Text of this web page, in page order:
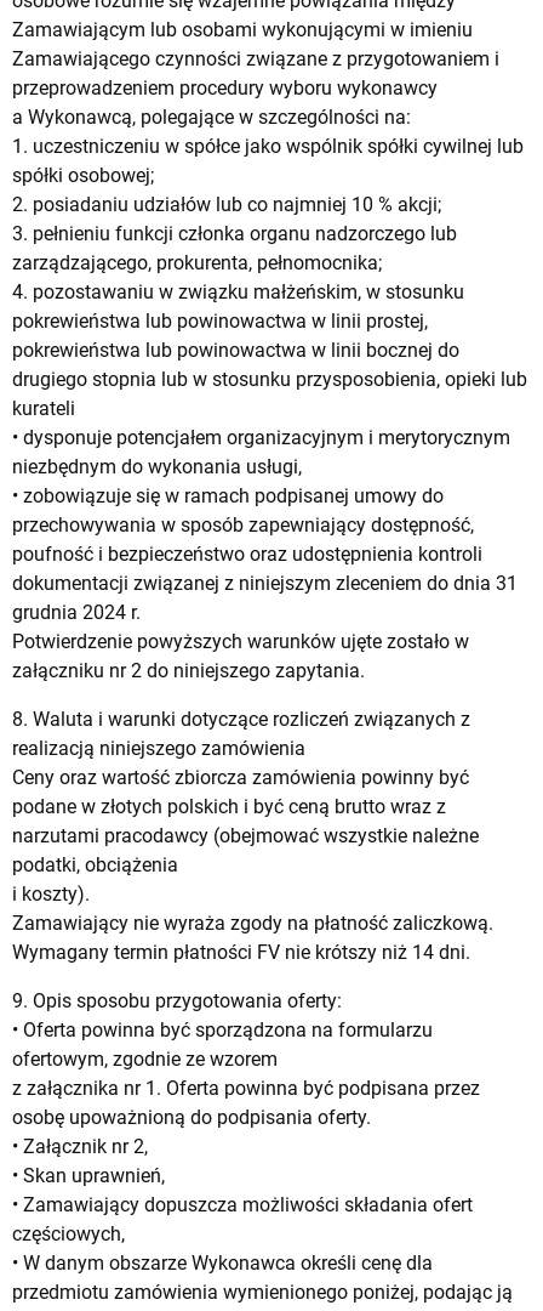
Zamawiającym lub osobami wykonującymi w imieniu
Zamawiającego czynności związane z przygotowaniem i
przeprowadzeniem procedury wyboru wykonawcy
a Wykonawcą, polegające w szczególności na:
1. uczestniczeniu w spółce jako wspólnik spółki cywilnej lub
spółki osobowej;
2. posiadaniu udziałów lub co najmniej 10 % akcji;
3. pełnieniu funkcji członka organu nadzorczego lub
zarządzającego, prokurenta, pełnomocnika;
4. pozostawaniu w związku małżeńskim, w stosunku
pokrewieństwa lub powinowactwa w linii prostej,
pokrewieństwa lub powinowactwa w linii bocznej do
drugiego stopnia lub w stosunku przysposobienia, opieki lub
kurateli
• dysponuje potencjałem organizacyjnym i merytorycznym
niezbędnym do wykonania usługi,
• zobowiązuje się w ramach podpisanej umowy do
przechowywania w sposób zapewniający dostępność,
poufność i bezpieczeństwo oraz udostępnienia kontroli
dokumentacji związanej z niniejszym zleceniem do dnia 31
grudnia 2024 r.
Potwierdzenie powyższych warunków ujęte zostało w
załączniku nr 2 do niniejszego zapytania.
8. Waluta i warunki dotyczące rozliczeń związanych z
realizacją niniejszego zamówienia
Ceny oraz wartość zbiorcza zamówienia powinny być
podane w złotych polskich i być ceną brutto wraz z
narzutami pracodawcy (obejmować wszystkie należne
podatki, obciążenia
i koszty).
Zamawiający nie wyraża zgody na płatność zaliczkową.
Wymagany termin płatności FV nie krótszy niż 14 dni.
9. Opis sposobu przygotowania oferty:
• Oferta powinna być sporządzona na formularzu
ofertowym, zgodnie ze wzorem
z załącznika nr 1. Oferta powinna być podpisana przez
osobę upoważnioną do podpisania oferty.
• Załącznik nr 2,
• Skan uprawnień,
• Zamawiający dopuszcza możliwości składania ofert
częściowych,
• W danym obszarze Wykonawca określi cenę dla
przedmiotu zamówienia wymienionego poniżej, podając ją